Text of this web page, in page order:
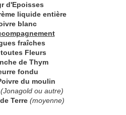
d'Epoisses
liquide entière
blanc
fraîches
Fleurs
de Thym
fondu
du moulin
(Jonagold ou autre)
Terre (moyenne)